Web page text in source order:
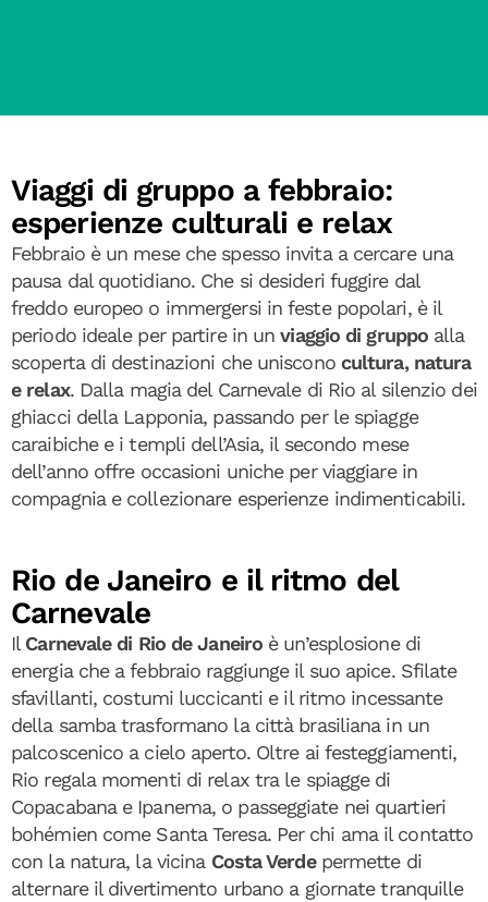
Viaggi di gruppo a febbraio:
esperienze culturali e relax
Febbraio è un mese che spesso invita a cercare una
pausa dal quotidiano. Che si desideri fuggire dal
freddo europeo o immergersi in feste popolari, è il
periodo ideale per partire in unviaggio di gruppo alla
scoperta di destinazioni che uniscono cultura, natura
e relax. Dalla magia del Carnevale di Rio al silenzio dei
ghiacci della Lapponia, passando per le spiagge
caraibiche e i templi dell’Asia, il secondo mese
dell’anno offre occasioni uniche per viaggiare in
compagnia e collezionare esperienze indimenticabili.
Rio de Janeiro e il ritmo del
Carnevale
Il Carnevale di Rio de Janeiro è un’esplosione di
energia che a febbraio raggiunge il suo apice. Sfilate
sfavillanti, costumi luccicanti e il ritmo incessante
della samba trasformano la città brasiliana in un
palcoscenico a cielo aperto. Oltre ai festeggiamenti,
Rio regala momenti di relax tra le spiagge di
Copacabana e Ipanema, o passeggiate nei quartieri
bohémien come Santa Teresa. Per chi ama il contatto
con la natura, la vicina Costa Verdepermette di
alternare il divertimento urbano a giornate tranquille